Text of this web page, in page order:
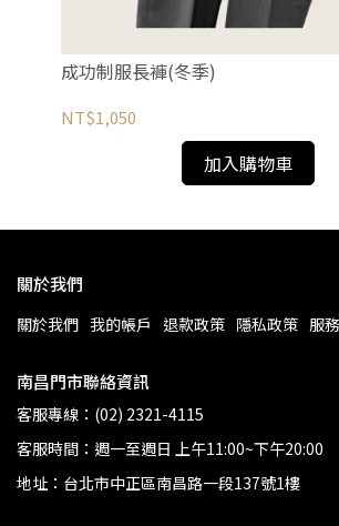
成功制服長褲(冬季)
NT$1,050
加入購物車
關於我們
關於我們 我的帳戶 退款政策 隱私政策 服
南昌門市聯絡資訊
客服專線：(02) 2321-4115
客服時間：週一至週日 上午11:00~下午20:00
地址：台北市中正區南昌路一段137號1樓